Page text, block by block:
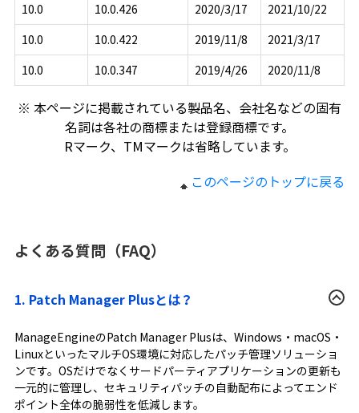
10.0
10.0.426 2020/3/17
2021/10/22
10.0
10.0.422 2019/11/8
2021/3/17
10.0
10.0.347 2019/4/26 2020/11/8
※ 本ページに掲載されている製品名、会社名などの固有
名詞は各社の商標または登録商標です。
Rマーク、TMマークは省略しています。
このページのトップに戻る
よくある質問（FAQ）
1. Patch Manager Plusとは？
ManageEngineのPatch Manager Plusは、Windows・macOS・
LinuxといったマルチOS環境に対応したパッチ管理ソリューショ
ンです。OSだけでなくサードパーティアプリケーションの更新も
一元的に管理し、セキュリティパッチの自動配布によってエンド
ポイント全体の脆弱性を低減します。